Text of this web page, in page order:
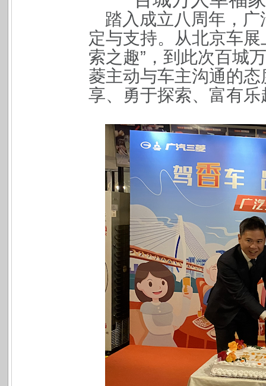
踏入成立八周年，
定与支持。从北京车
索之趣”，到此次百城
菱主动与车主沟通的
享、勇于探索、富有